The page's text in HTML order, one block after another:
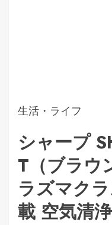
生活・ライフ
シャープ
T（ブラウ
ラズマク
載 空気清